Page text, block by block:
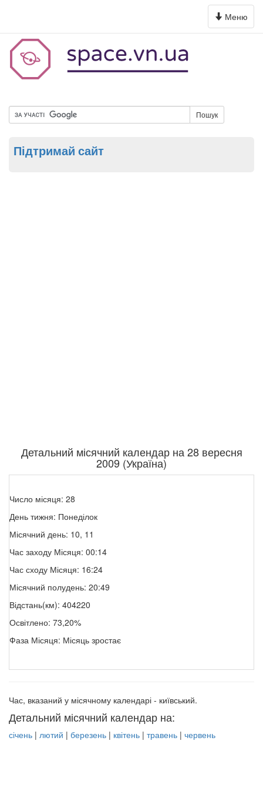
Toggle
navigation
Меню
Пошук
Підтримай сайт
Детальний місячний календар на 28 вересня
2009 (Україна)
Число місяця: 28
День тижня: Понеділок
Місячний день: 10, 11
Час заходу Місяця: 00:14
Час сходу Місяця: 16:24
Місячний полудень: 20:49
Відстань(км): 404220
Освітлено: 73,20%
Фаза Місяця: Місяць зростає
Час, вказаний у місячному календарі - київський.
Детальний місячний календар на:
січень | лютий | березень | квітень | травень | червень